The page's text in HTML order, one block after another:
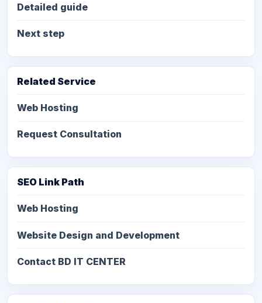
Detailed guide
Next step
Related Service
Web Hosting
Request Consultation
SEO Link Path
Web Hosting
Website Design and Development
Contact BD IT CENTER